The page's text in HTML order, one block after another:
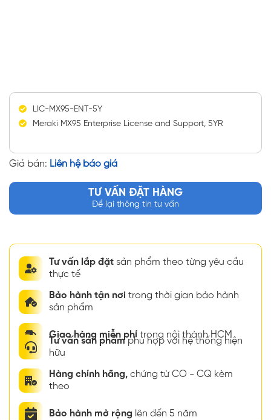
LIC-MX95-ENT-5Y
Meraki MX95 Enterprise License and Support, 5YR
Giá bán: Liên hệ báo giá
TƯ VẤN ĐẶT HÀNG
Để lại thông tin tư vấn
Tư vấn lắp đặt sản phẩm theo từng yêu cầu
thực tế
Bảo hành tận nơi trong thời gian bảo hành
sản phẩm
Giao hàng miễn phí trong nội thành HCM
Tư vấn sản phẩmphù hợp với hệ thống hiện
hữu
Hàng chính hãng, chứng từ CO - CQ kèm
theo
Bảo hành mở rộng lên đến 5 năm